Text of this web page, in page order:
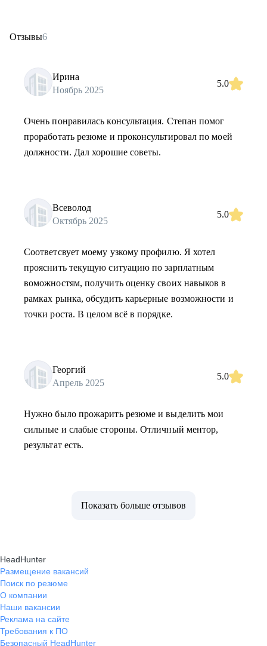
Отзывы6
Ирина
Ноябрь 2025
5.0
Очень понравилась консультация. Степан помог
проработать резюме и проконсультировал по моей
должности. Дал хорошие советы.
Всеволод
Октябрь 2025
5.0
Соответсвует моему узкому профилю. Я хотел
прояснить текущую ситуацию по зарплатным
воможностям, получить оценку своих навыков в
рамках рынка, обсудить карьерные возможности и
точки роста. В целом всё в порядке.
Георгий
Апрель 2025
5.0
Нужно было прожарить резюме и выделить мои
сильные и слабые стороны. Отличный ментор,
результат есть.
Показать больше отзывов
HeadHunter
Размещение вакансий
Поиск по резюме
О компании
Наши вакансии
Реклама на сайте
Требования к ПО
Безопасный HeadHunter